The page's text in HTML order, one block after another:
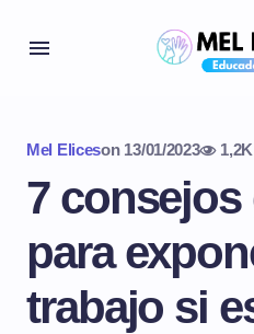
Mel Eliceson 13/01/2023
7 consejos
para
trabajo si